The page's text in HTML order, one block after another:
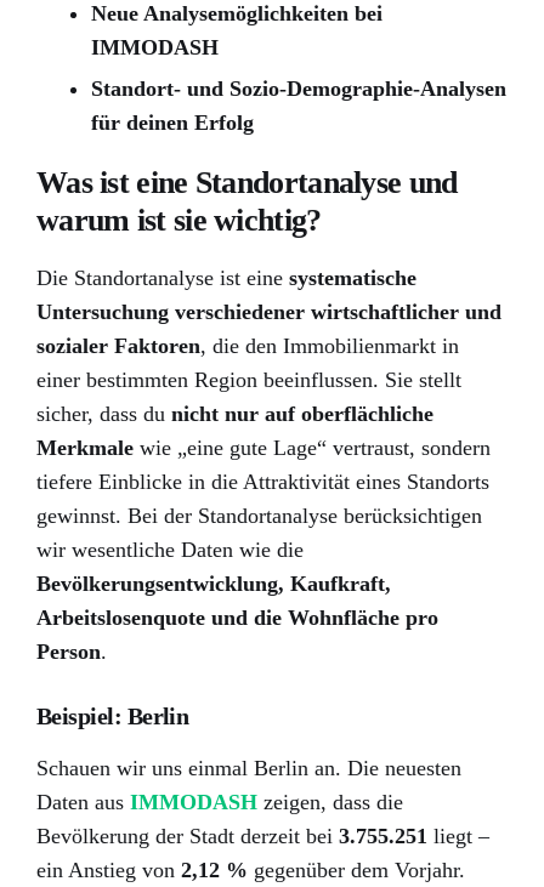
Neue Analysemöglichkeiten bei
IMMODASH
Standort- und Sozio-Demographie-Analysen
für deinen Erfolg
Was ist eine Standortanalyse und
warum ist sie wichtig?
Die Standortanalyse ist eine systematische
Untersuchung verschiedener wirtschaftlicher und
sozialer Faktoren, die den Immobilienmarkt in
einer bestimmten Region beeinflussen. Sie stellt
sicher, dass du nicht nur auf oberflächliche
Merkmale wie „eine gute Lage“ vertraust, sondern
tiefere Einblicke in die Attraktivität eines Standorts
gewinnst. Bei der Standortanalyse berücksichtigen
wir wesentliche Daten wie die
Bevölkerungsentwicklung, Kaufkraft,
Arbeitslosenquote und die Wohnfläche pro
Person.
Beispiel: Berlin
Schauen wir uns einmal Berlin an. Die neuesten
Daten aus IMMODASH zeigen, dass die
Bevölkerung der Stadt derzeit bei 3.755.251 liegt –
ein Anstieg von 2,12 % gegenüber dem Vorjahr.